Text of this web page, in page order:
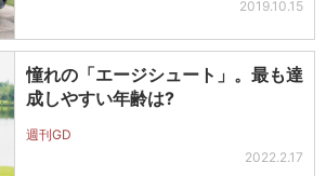
2019.10.15
憧れの「エージシュート」。最も達
成しやすい年齢は?
週刊GD
2022.2.17